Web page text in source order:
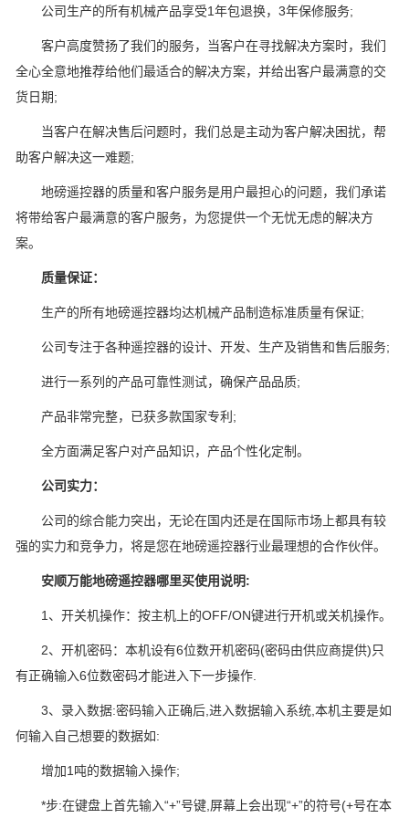
公司生产的所有机械产品享受1年包退换，3年保修服务;
客户高度赞扬了我们的服务，当客户在寻找解决方案时，我们
全心全意地推荐给他们最适合的解决方案，并给出客户最满意的交
货日期;
当客户在解决售后问题时，我们总是主动为客户解决困扰，帮
助客户解决这一难题;
地磅遥控器的质量和客户服务是用户最担心的问题，我们承诺
将带给客户最满意的客户服务，为您提供一个无忧无虑的解决方
案。
质量保证：
生产的所有地磅遥控器均达机械产品制造标准质量有保证;
公司专注于各种遥控器的设计、开发、生产及销售和售后服务;
进行一系列的产品可靠性测试，确保产品品质;
产品非常完整，已获多款国家专利;
全方面满足客户对产品知识，产品个性化定制。
公司实力：
公司的综合能力突出，无论在国内还是在国际市场上都具有较
强的实力和竞争力，将是您在地磅遥控器行业最理想的合作伙伴。
安顺万能地磅遥控器哪里买使用说明:
1、开关机操作：按主机上的OFF/ON键进行开机或关机操作。
2、开机密码：本机设有6位数开机密码(密码由供应商提供)只
有正确输入6位数密码才能进入下一步操作.
3、录入数据:密码输入正确后,进入数据输入系统,本机主要是如
何输入自己想要的数据如:
增加1吨的数据输入操作;
*步:在键盘上首先输入“+”号键,屏幕上会出现“+”的符号(+号在本